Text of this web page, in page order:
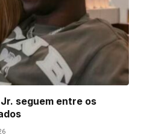
seguem entre os